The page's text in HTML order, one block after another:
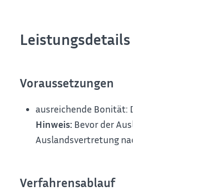
Leistungsdetails
Voraussetzungen
ausreichende Bonität: Die
Hinweis:Bevor der Ausländer das Visum
Auslandsvertretung nachweisen.
Verfahrensablauf